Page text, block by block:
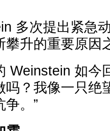
多次提出紧急
攀升的重要原因
Weinstein 如今
吗？我像一只绝
争。”